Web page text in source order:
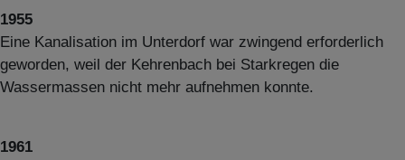
1955
Eine Kanalisation im Unterdorf war zwingend erforderlich
geworden, weil der Kehrenbach bei Starkregen die
Wassermassen nicht mehr aufnehmen konnte.
1961